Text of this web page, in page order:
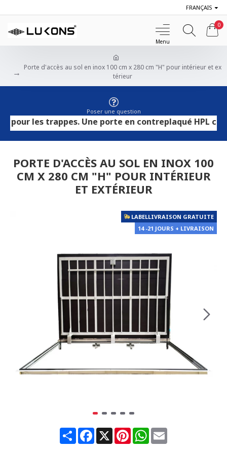
FRANÇAIS
0
Porte d'accès au sol en inox 100 cm x 280 cm "H" pour intérieur et ex
térieur
Poser une question
trappes. Une porte en contreplaqué HPL
PORTE D'ACCÈS AU SOL EN INOX 100
CM X 280 CM "H" POUR INTÉRIEUR
ET EXTÉRIEUR
LABELLIVRAISON GRATUITE
14 -21 JOURS + LIVRAISON
ShareFacebook
X PinterestWhatsApp
Email